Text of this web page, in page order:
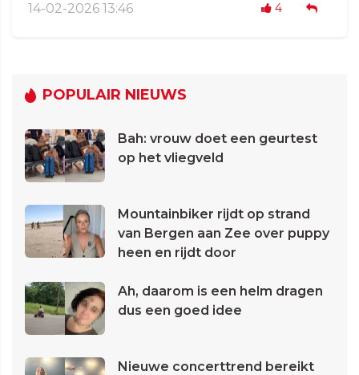
14-02-2026 13:46 4
POPULAIR NIEUWS
Bah: vrouw doet een geurtest
op het vliegveld
Mountainbiker rijdt op strand
van Bergen aan Zee over puppy
heen en rijdt door
Ah, daarom is een helm dragen
dus een goed idee
Nieuwe concerttrend bereikt